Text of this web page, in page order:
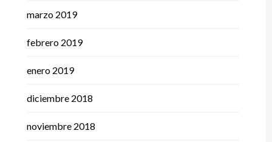
marzo 2019
febrero 2019
enero 2019
diciembre 2018
noviembre 2018